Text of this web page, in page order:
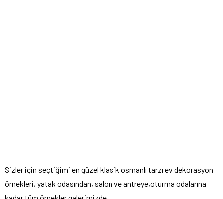
Sizler için seçtiğimi en güzel klasik osmanlı tarzı ev dekorasyon
örnekleri, yatak odasından, salon ve antreye,oturma odalarına